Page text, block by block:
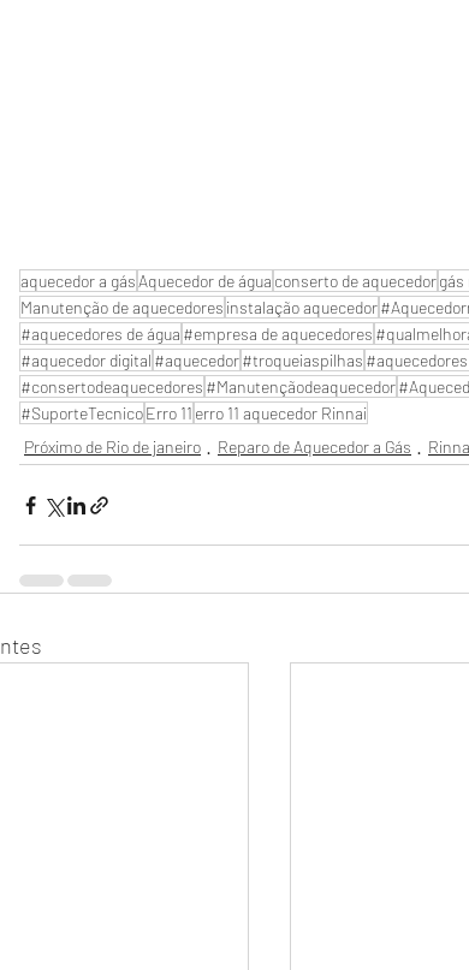
aquecedor a gás Aquecedor de água conserto de aquecedorgás
Manutenção de aquecedores instalação aquecedor
#aquecedores de água #empresa de aquecedores
#aquecedor digital #aquecedor#troqueiaspilhas
#consertodeaquecedores #Manutençãodeaquecedor
#SuporteTecnicoErro 11 erro 11 aquecedor Rinnai
Próximo de Rio de janeiro
Reparo de Aquecedor a Gás